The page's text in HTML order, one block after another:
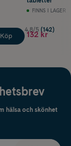
Köp
FINNS I LAGER
4.8/5 (142)
132 kr
hälsa och skönhet